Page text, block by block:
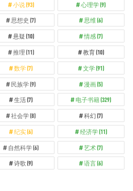
小说 (93) 心理学(9)
思想史 (7) 思维(6)
悬疑 (10) 情感(7)
推理 (11) 教育(10)
数学(7) 文学(91)
民族学(9) 漫画(5)
生活(7) 电子书籍(329)
社会学(8) 科幻 (7)
纪实(6) 经济学(11)
自然科学(6) 艺术(7)
诗歌 (9) 语言(6)